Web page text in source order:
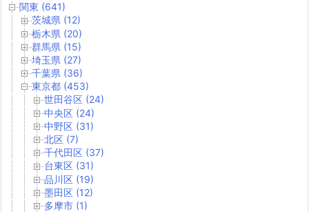
関東 (641)
茨城県 (12)
栃木県 (20)
群馬県 (15)
埼玉県 (27)
千葉県 (36)
東京都 (453)
世田谷区 (24)
中央区 (24)
中野区 (31)
北区 (7)
千代田区 (37)
台東区 (31)
品川区 (19)
墨田区 (12)
多摩市 (1)